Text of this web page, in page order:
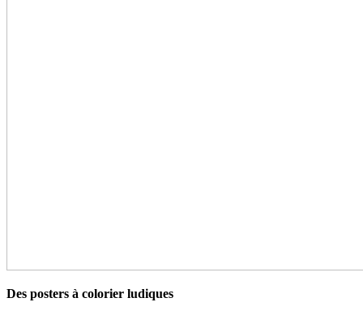
Des posters à colorier ludiques